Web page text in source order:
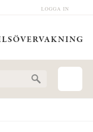
LOGGA IN